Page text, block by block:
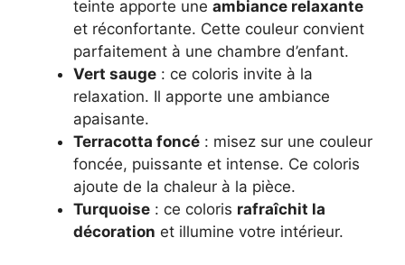
teinte apporte une ambiance relaxante
et réconfortante. Cette couleur convient
parfaitement à une chambre d’enfant.
Vert sauge : ce coloris invite à la
relaxation. Il apporte une ambiance
apaisante.
Terracotta foncé : misez sur une couleur
foncée, puissante et intense. Ce coloris
ajoute de la chaleur à la pièce.
Turquoise : ce coloris rafraîchit la
décoration et illumine votre intérieur.